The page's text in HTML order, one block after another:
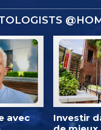
avec
Investir